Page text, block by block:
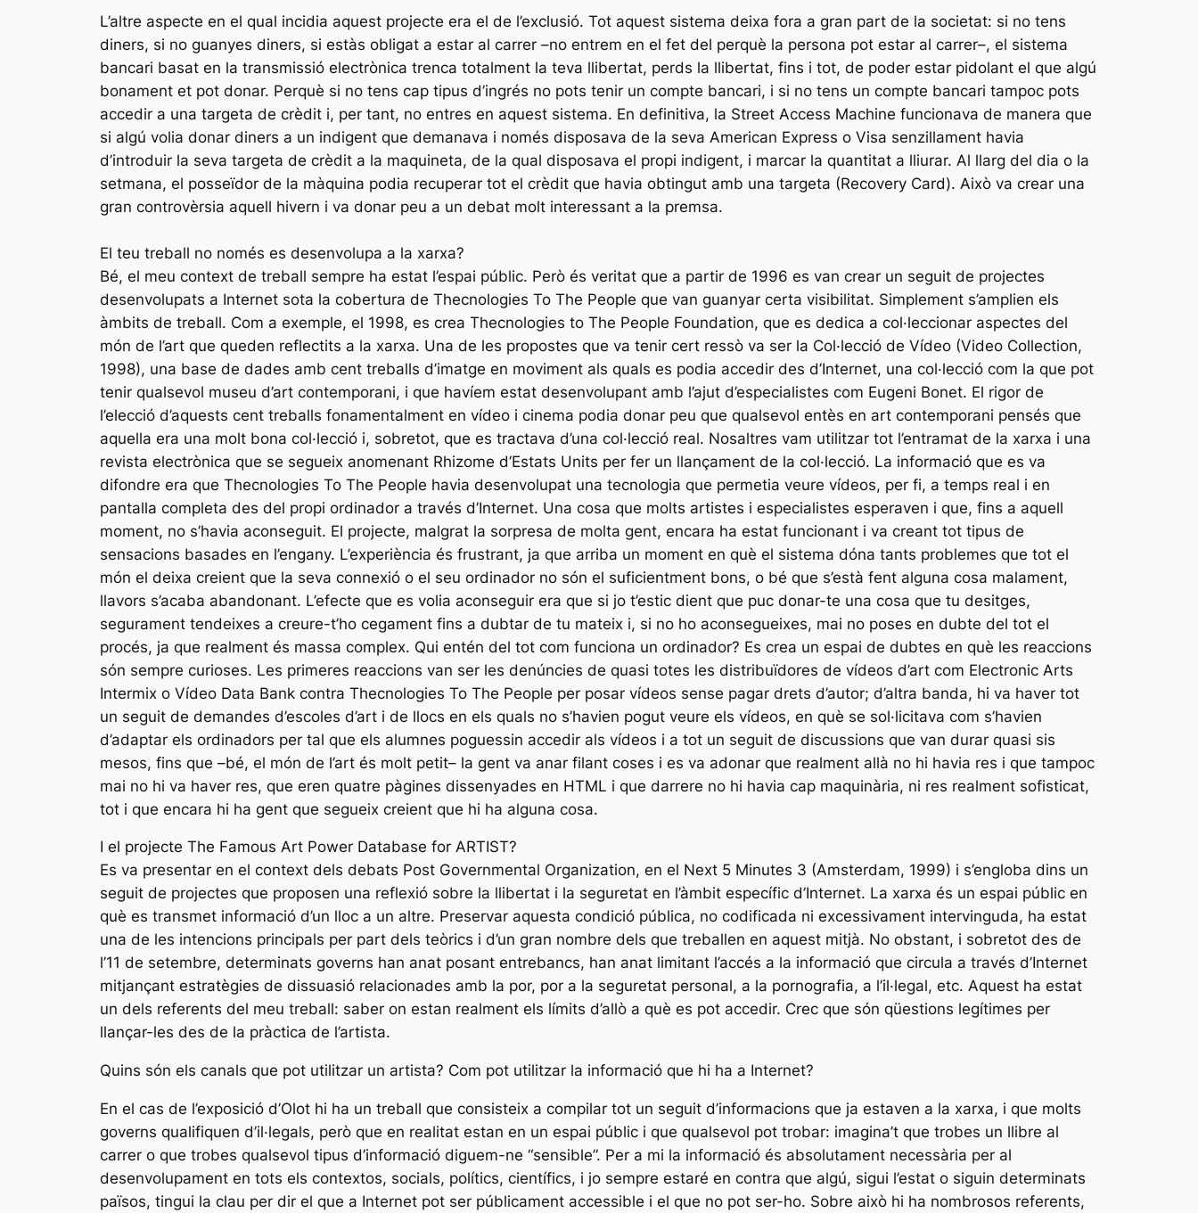
L’altre aspecte en el qual incidia aquest projecte era el de l’exclusió. Tot aquest sistema deixa fora a gran part de la societat: si no tens
diners, si no guanyes diners, si estàs obligat a estar al carrer –no entrem en el fet del perquè la persona pot estar al carrer–, el sistema
bancari basat en la transmissió electrònica trenca totalment la teva llibertat, perds la llibertat, fins i tot, de poder estar pidolant el que algú
bonament et pot donar. Perquè si no tens cap tipus d’ingrés no pots tenir un compte bancari, i si no tens un compte bancari tampoc pots
accedir a una targeta de crèdit i, per tant, no entres en aquest sistema. En definitiva, la Street Access Machine funcionava de manera que
si algú volia donar diners a un indigent que demanava i només disposava de la seva American Express o Visa senzillament havia
d’introduir la seva targeta de crèdit a la maquineta, de la qual disposava el propi indigent, i marcar la quantitat a lliurar. Al llarg del dia o la
setmana, el posseïdor de la màquina podia recuperar tot el crèdit que havia obtingut amb una targeta (Recovery Card). Això va crear una
gran controvèrsia aquell hivern i va donar peu a un debat molt interessant a la premsa.
El teu treball no només es desenvolupa a la xarxa?
Bé, el meu context de treball sempre ha estat l’espai públic. Però és veritat que a partir de 1996 es van crear un seguit de projectes
desenvolupats a Internet sota la cobertura de Thecnologies To The People que van guanyar certa visibilitat. Simplement s’amplien els
àmbits de treball. Com a exemple, el 1998, es crea Thecnologies to The People Foundation, que es dedica a col·leccionar aspectes del
món de l’art que queden reflectits a la xarxa. Una de les propostes que va tenir cert ressò va ser la Col·lecció de Vídeo (Video Collection,
1998), una base de dades amb cent treballs d’imatge en moviment als quals es podia accedir des d’Internet, una col·lecció com la que pot
tenir qualsevol museu d’art contemporani, i que havíem estat desenvolupant amb l’ajut d’especialistes com Eugeni Bonet. El rigor de
l’elecció d’aquests cent treballs fonamentalment en vídeo i cinema podia donar peu que qualsevol entès en art contemporani pensés que
aquella era una molt bona col·lecció i, sobretot, que es tractava d’una col·lecció real. Nosaltres vam utilitzar tot l’entramat de la xarxa i una
revista electrònica que se segueix anomenant Rhizome d’Estats Units per fer un llançament de la col·lecció. La informació que es va
difondre era que Thecnologies To The People havia desenvolupat una tecnologia que permetia veure vídeos, per fi, a temps real i en
pantalla completa des del propi ordinador a través d’Internet. Una cosa que molts artistes i especialistes esperaven i que, fins a aquell
moment, no s’havia aconseguit. El projecte, malgrat la sorpresa de molta gent, encara ha estat funcionant i va creant tot tipus de
sensacions basades en l’engany. L’experiència és frustrant, ja que arriba un moment en què el sistema dóna tants problemes que tot el
món el deixa creient que la seva connexió o el seu ordinador no són el suficientment bons, o bé que s’està fent alguna cosa malament,
llavors s’acaba abandonant. L’efecte que es volia aconseguir era que si jo t’estic dient que puc donar-te una cosa que tu desitges,
segurament tendeixes a creure-t’ho cegament fins a dubtar de tu mateix i, si no ho aconsegueixes, mai no poses en dubte del tot el
procés, ja que realment és massa complex. Qui entén del tot com funciona un ordinador? Es crea un espai de dubtes en què les reaccions
són sempre curioses. Les primeres reaccions van ser les denúncies de quasi totes les distribuïdores de vídeos d’art com Electronic Arts
Intermix o Vídeo Data Bank contra Thecnologies To The People per posar vídeos sense pagar drets d’autor; d’altra banda, hi va haver tot
un seguit de demandes d’escoles d’art i de llocs en els quals no s’havien pogut veure els vídeos, en què se sol·licitava com s’havien
d’adaptar els ordinadors per tal que els alumnes poguessin accedir als vídeos i a tot un seguit de discussions que van durar quasi sis
mesos, fins que –bé, el món de l’art és molt petit– la gent va anar filant coses i es va adonar que realment allà no hi havia res i que tampoc
mai no hi va haver res, que eren quatre pàgines dissenyades en HTML i que darrere no hi havia cap maquinària, ni res realment sofisticat,
tot i que encara hi ha gent que segueix creient que hi ha alguna cosa.
I el projecte The Famous Art Power Database for ARTIST?
Es va presentar en el context dels debats Post Governmental Organization, en el Next 5 Minutes 3 (Amsterdam, 1999) i s’engloba dins un
seguit de projectes que proposen una reflexió sobre la llibertat i la seguretat en l’àmbit específic d’Internet. La xarxa és un espai públic en
què es transmet informació d’un lloc a un altre. Preservar aquesta condició pública, no codificada ni excessivament intervinguda, ha estat
una de les intencions principals per part dels teòrics i d’un gran nombre dels que treballen en aquest mitjà. No obstant, i sobretot des de
l’11 de setembre, determinats governs han anat posant entrebancs, han anat limitant l’accés a la informació que circula a través d’Internet
mitjançant estratègies de dissuasió relacionades amb la por, por a la seguretat personal, a la pornografia, a l’il·legal, etc. Aquest ha estat
un dels referents del meu treball: saber on estan realment els límits d’allò a què es pot accedir. Crec que són qüestions legítimes per
llançar-les des de la pràctica de l’artista.
Quins són els canals que pot utilitzar un artista? Com pot utilitzar la informació que hi ha a Internet?
En el cas de l’exposició d’Olot hi ha un treball que consisteix a compilar tot un seguit d’informacions que ja estaven a la xarxa, i que molts
governs qualifiquen d’il·legals, però que en realitat estan en un espai públic i que qualsevol pot trobar: imagina’t que trobes un llibre al
carrer o que trobes qualsevol tipus d’informació diguem-ne “sensible”. Per a mi la informació és absolutament necessària per al
desenvolupament en tots els contextos, socials, polítics, científics, i jo sempre estaré en contra que algú, sigui l’estat o siguin determinats
països, tingui la clau per dir el que a Internet pot ser públicament accessible i el que no pot ser-ho. Sobre això hi ha nombrosos referents,